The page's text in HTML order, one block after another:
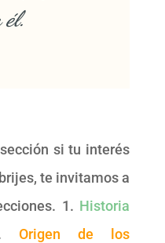
él.
si tu interés
te invitamos a
1. Historia
Origen de los